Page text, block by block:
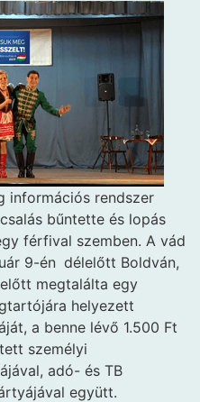
információs rendszer
bűntette és lopás
férfival szemben. A vád
9-én délelőtt Boldván,
megtalálta egy
helyezett
a benne lévő 1.500 Ft
személyi
adó- és TB
együtt.